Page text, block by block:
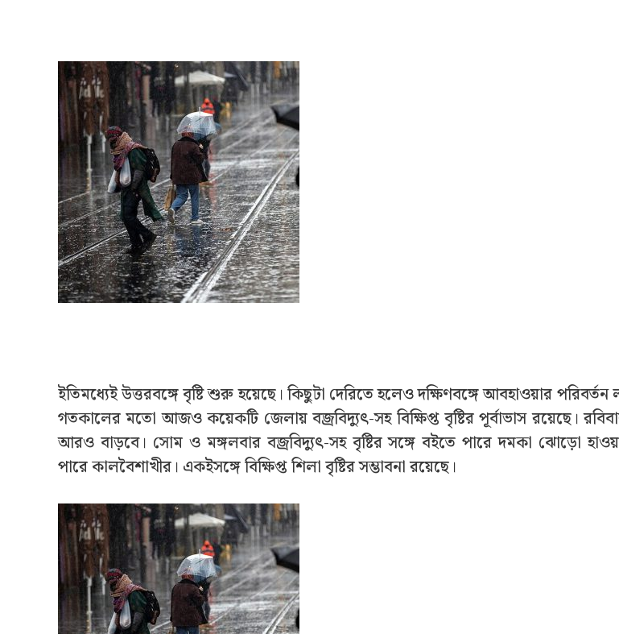
ইতিমধ্যেই উত্তরবঙ্গে বৃষ্টি শুরু হয়েছে। কিছুটা দেরিতে হলেও দক্ষিণবঙ্গে আবহাওয়ার পরিবর্তন
গতকালের মতো আজও কয়েকটি জেলায় বজ্রবিদ্যুৎ-সহ বিক্ষিপ্ত বৃষ্টির পূর্বাভাস রয়েছে। রবিবার
আরও বাড়বে। সোম ও মঙ্গলবার বজ্রবিদ্যুৎ-সহ বৃষ্টির সঙ্গে বইতে পারে দমকা ঝোড়ো
পারে কালবৈশাখীর। একইসঙ্গে বিক্ষিপ্ত শিলা বৃষ্টির সম্ভাবনা রয়েছে।